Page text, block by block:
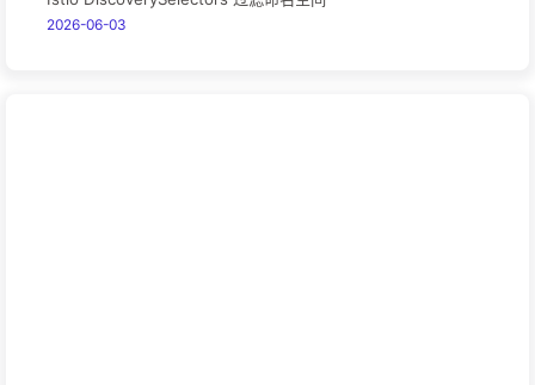
2026-06-03